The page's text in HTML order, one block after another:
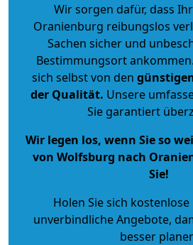
Wir sorgen dafür, dass
Oranienburg reibungslos
Sachen sicher und
Bestimmungsort
sich selbst von den
der Qualität. Unsere
Sie garantiert
Wir legen los, wenn Sie so
von Wolfsburg nach
Sie!
Holen Sie sich
unverbindliche Angebote,
besser